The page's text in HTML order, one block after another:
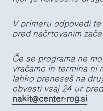
V primeru odpovedi
pred načrtovanim
Če se programa ne
vračamo in termina ni
lahko preneseš na
obvesti vsaj 24 ur
nakit@center-rog.si